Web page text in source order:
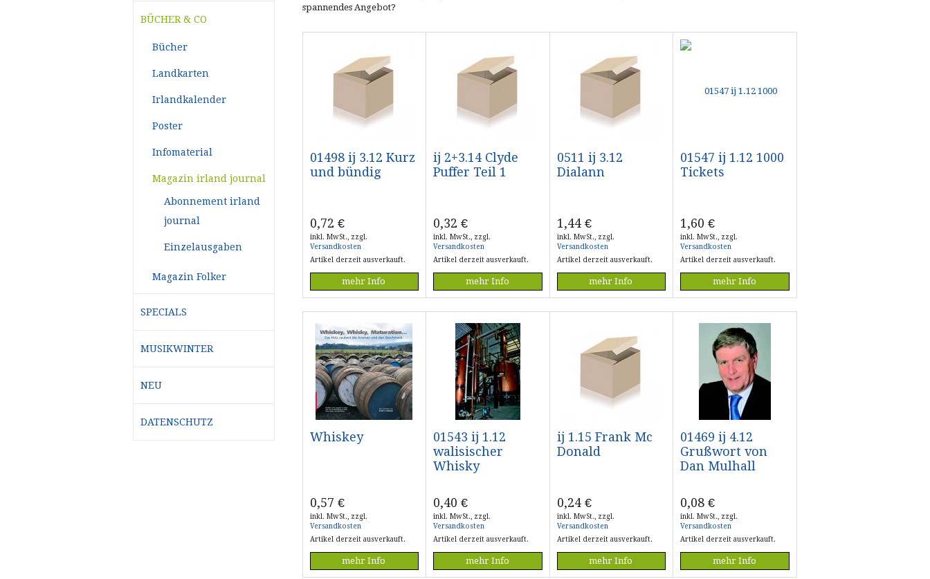
spannendes Angebot?
01498 ij 3.12 Kurz
und bündig
0,72 €
inkl. MwSt., zzgl.
Versandkosten
Artikel derzeit ausverkauft.
mehr Info
ij 2+3.14 Clyde
Puffer Teil 1
0,32 €
inkl. MwSt., zzgl.
Versandkosten
Artikel derzeit ausverkauft.
mehr Info
0511 ij 3.12
Dialann
1,44 €
inkl. MwSt., zzgl.
Versandkosten
Artikel derzeit ausverkauft.
mehr Info
01547 ij 1.12 1000
Tickets
1,60€
inkl. MwSt., zzgl.
Versandkosten
Artikel derzeit ausverkauft.
mehr Info
Whiskey
0,57 €
inkl. MwSt., zzgl.
Versandkosten
Artikel derzeit ausverkauft.
mehr Info
01543 ij 1.12
walisischer
Whisky
0,40 €
inkl. MwSt., zzgl.
Versandkosten
Artikel derzeit ausverkauft.
mehr Info
ij 1.15 Frank Mc
Donald
0,24 €
inkl. MwSt., zzgl.
Versandkosten
Artikel derzeit ausverkauft.
mehr Info
01469 ij 4.12
Grußwort von
Dan Mulhall
0,08€
inkl. MwSt., zzgl.
Versandkosten
Artikel derzeit ausverkauft.
mehr Info
BÜCHER & CO
Bücher
Landkarten
Irlandkalender
Poster
Infomaterial
Magazin irland journal
Abonnement irland
journal
Einzelausgaben
Magazin Folker
SPECIALS
MUSIKWINTER
NEU
DATENSCHUTZ